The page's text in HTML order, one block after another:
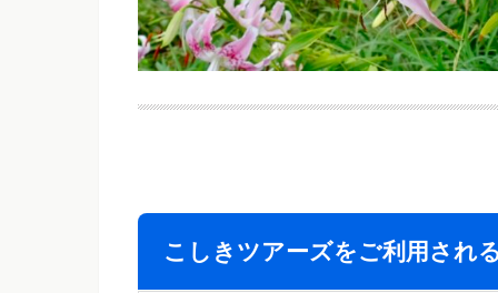
こしきツアーズをご利用され